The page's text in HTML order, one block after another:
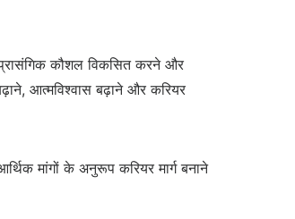
प्रासंगिक कौशल विकसित करने और
आत्मविश्वास बढ़ाने और करियर
मांगों के अनुरूप करियर मार्ग बनाने